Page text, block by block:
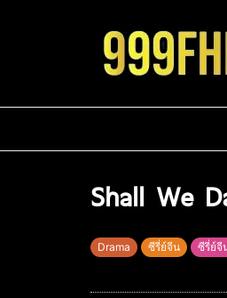
Shall We
Drama ซีรี่ย์จีน ซีรี่ย์จี